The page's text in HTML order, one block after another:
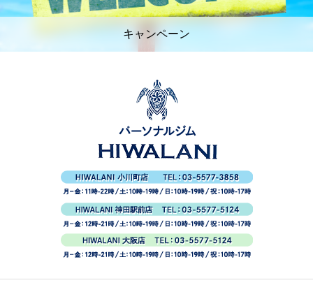
キャンペーン